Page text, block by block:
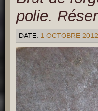
polie.
DATE: 1 OCTOBRE 2012